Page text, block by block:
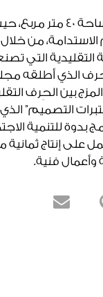
يمتد جناح مجلس إرثي
من
التي
الذي أطلقه
بين الحِرف
التصميم”
بدوة للتنمية
على إنتاج
وأعمال فنية.